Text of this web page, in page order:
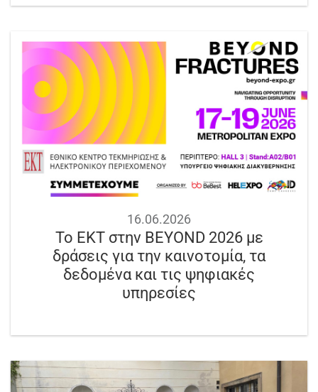
16.06.2026
Το ΕΚΤ στην BEYOND 2026 με
δράσεις για την καινοτομία, τα
δεδομένα και τις ψηφιακές
υπηρεσίες